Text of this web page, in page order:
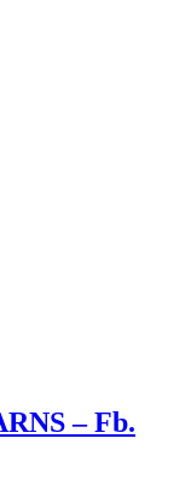
– Fb.